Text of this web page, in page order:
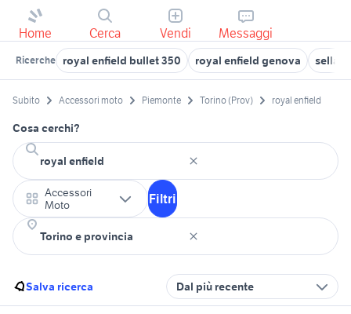
Home Cerca Vendi Messaggi
Ricerche royal enfield bullet 350 royal enfield genova sella
Subito Accessori moto Piemonte Torino (Prov) royal enfield
Cosa cerchi?
Accessori
Moto
Filtri
Salva ricerca Dal più recente